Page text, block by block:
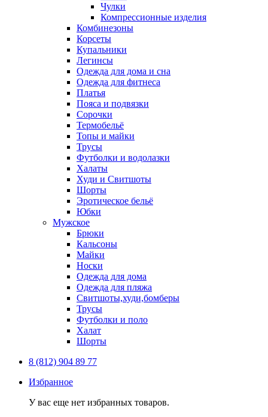
Чулки
Компрессионные изделия
Комбинезоны
Корсеты
Купальники
Легинсы
Одежда для дома и сна
Одежда для фитнеса
Платья
Пояса и подвязки
Сорочки
Термобельё
Топы и майки
Трусы
Футболки и водолазки
Халаты
Худи и Свитшоты
Шорты
Эротическое бельё
Юбки
Мужское
Брюки
Кальсоны
Майки
Носки
Одежда для дома
Одежда для пляжа
Свитшоты,худи,бомберы
Трусы
Футболки и поло
Халат
Шорты
8 (812) 904 89 77
Избранное
У вас еще нет избранных товаров.